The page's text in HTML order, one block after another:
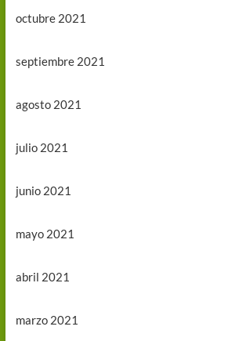
octubre 2021
septiembre 2021
agosto 2021
julio 2021
junio 2021
mayo 2021
abril 2021
marzo 2021